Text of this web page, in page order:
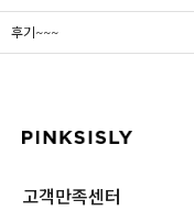
후기~~~
고객만족센터